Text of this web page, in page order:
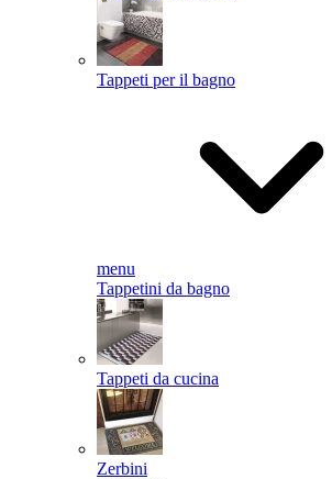
Tappeti per il bagno
menu
Tappetini da bagno
Tappeti da cucina
Zerbini